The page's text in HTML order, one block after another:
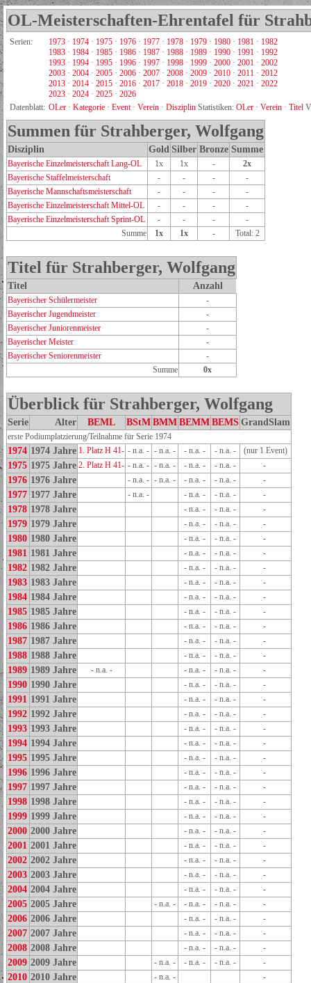
OL-Meisterschaften-Ehrentafel für
Serien: 1973 · 1974 · 1975 · 1976 · 1977 · 1978 · 1979 · 1980 · 1981 · 1982
1983 · 1984 · 1985 · 1986 · 1987 · 1988 · 1989 · 1990 · 1991 · 1992
1993 · 1994 · 1995 · 1996 · 1997 · 1998 · 1999 · 2000 · 2001 · 2002
2003 · 2004 · 2005 · 2006 · 2007 · 2008 · 2009 · 2010 · 2011 · 2012
2013 · 2014 · 2015 · 2016 · 2017 · 2018 · 2019 · 2020 · 2021 · 2022
2023 · 2024 · 2025 · 2026
Datenblatt: OLer · Kategorie · Event· Verein · Disziplin Statistiken: OLer · Verein · Titel
Summen für Strahberger, Wolfgang
Disziplin Gold Silber Bronze Summe
Bayerische Einzelmeisterschaft Lang-OL 1x 1x -
2x
Bayerische Staffelmeisterschaft
- - -
-
Bayerische Mannschaftsmeisterschaft
- - -
-
Bayerische Einzelmeisterschaft Mittel-OL
- - -
-
Bayerische Einzelmeisterschaft Sprint-OL
- - -
-
Summe
1x 1x - Total: 2
Titel für Strahberger, Wolfgang
Titel Anzahl
Bayerischer Schülermeister
-
Bayerischer Jugendmeister
-
Bayerischer Juniorenmeister
-
Bayerischer Meister
-
Bayerischer Seniorenmeister
-
Summe
0x
Überblick für Strahberger, Wolfgang
Serie Alter BEML BStM BMM BEMM BEMS GrandSlam
erste Podiumplatzierung/Teilnahme für Serie 1974
1974 1974 Jahre 1. Platz H 41- - n.a. - - n.a. - - n.a. - - n.a. - (nur 1 Event)
1975 1975 Jahre 2. Platz H 41- - n.a. - - n.a. - - n.a. - - n.a. - -
1976 1976 Jahre - n.a. - - n.a. - - n.a. - - n.a. - -
1977 1977 Jahre - n.a. - - n.a. - - n.a. - -
1978 1978 Jahre - n.a. - - n.a. - -
1979 1979 Jahre - n.a. - - n.a. - -
1980 1980 Jahre - n.a. - - n.a. - -
1981 1981 Jahre - n.a. - - n.a. - -
1982 1982 Jahre - n.a. - - n.a. - -
1983 1983 Jahre - n.a. - - n.a. - -
1984 1984 Jahre - n.a. - - n.a. - -
1985 1985 Jahre - n.a. - - n.a. - -
1986 1986 Jahre - n.a. - - n.a. - -
1987 1987 Jahre - n.a. - - n.a. - -
1988 1988 Jahre - n.a. - - n.a. - -
1989 1989 Jahre - n.a. - - n.a. - - n.a. - -
1990 1990 Jahre - n.a. - - n.a. - -
1991 1991 Jahre - n.a. - - n.a. - -
1992 1992 Jahre - n.a. - - n.a. - -
1993 1993 Jahre - n.a. - - n.a. - -
1994 1994 Jahre - n.a. - - n.a. - -
1995 1995 Jahre - n.a. - - n.a. - -
1996 1996 Jahre - n.a. - - n.a. - -
1997 1997 Jahre - n.a. - - n.a. - -
1998 1998 Jahre - n.a. - - n.a. - -
1999 1999 Jahre - n.a. - - n.a. - -
2000 2000 Jahre - n.a. - - n.a. - -
2001 2001 Jahre - n.a. - - n.a. - -
2002 2002 Jahre - n.a. - - n.a. - -
2003 2003 Jahre - n.a. - - n.a. - -
2004 2004 Jahre - n.a. - - n.a. - -
2005 2005 Jahre - n.a. - - n.a. - - n.a. - -
2006 2006 Jahre - n.a. - - n.a. - -
2007 2007 Jahre - n.a. - - n.a. - -
2008 2008 Jahre - n.a. - - n.a. - -
2009 2009 Jahre - n.a. - - n.a. - - n.a. - -
2010 2010 Jahre - n.a. - -